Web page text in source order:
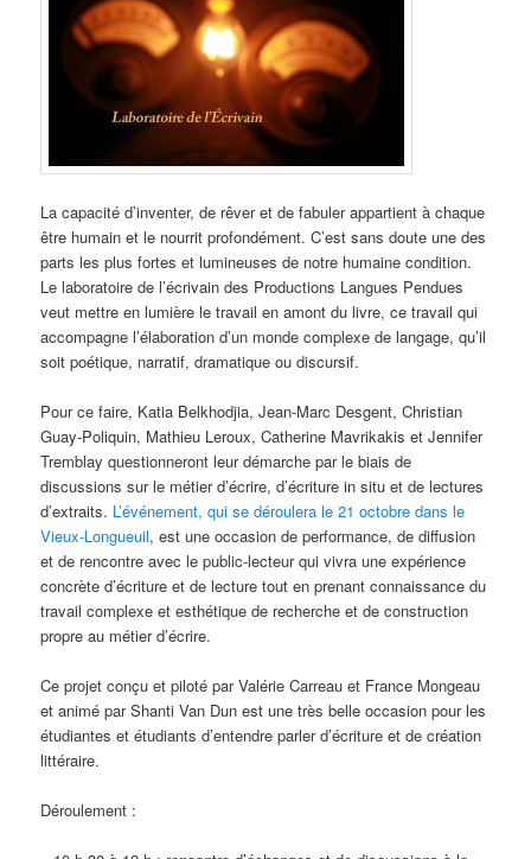
La capacité d’inventer, de rêver et de fabuler appartient à chaque
être humain et le nourrit profondément. C’est sans doute une des
parts les plus fortes et lumineuses de notre humaine condition.
Le laboratoire de l’écrivain des Productions Langues Pendues
veut mettre en lumière le travail en amont du livre, ce travail qui
accompagne l’élaboration d’un monde complexe de langage, qu’il
soit poétique, narratif, dramatique ou discursif.
Pour ce faire, Katia Belkhodjia, Jean-Marc Desgent, Christian
Guay-Poliquin, Mathieu Leroux, Catherine Mavrikakis et Jennifer
Tremblay questionneront leur démarche par le biais de
discussions sur le métier d’écrire, d’écriture in situ et de lectures
d’extraits. L’événement, qui se déroulera le 21 octobre dans le
Vieux-Longueuil, est une occasion de performance, de diffusion
et de rencontre avec le public-lecteur qui vivra une expérience
concrète d’écriture et de lecture tout en prenant connaissance du
travail complexe et esthétique de recherche et de construction
propre au métier d’écrire.
Ce projet conçu et piloté par Valérie Carreau et France Mongeau
et animé par Shanti Van Dun est une très belle occasion pour les
étudiantes et étudiants d’entendre parler d’écriture et de création
littéraire.
Déroulement :